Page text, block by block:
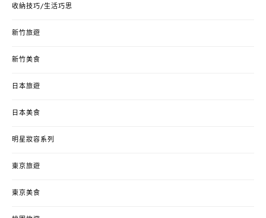
收納技巧/生活巧思
新竹旅遊
新竹美食
日本旅遊
日本美食
明星妝容系列
東京旅遊
東京美食